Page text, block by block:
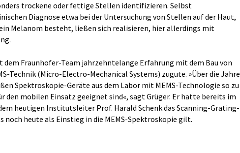
trockene oder fettige Stellen identifizieren. Selbst
Diagnose etwa bei der Untersuchung von Stellen auf der Haut,
Melanom besteht, ließen sich realisieren, hier allerdings mit
Fraunhofer-Team jahrzehntelange Erfahrung mit dem Bau von
Technik (Micro-Electro-Mechanical Systems) zugute. »Über die Jahre
Spektroskopie-Geräte aus dem Labor mit MEMS-Technologie so zu
den mobilen Einsatz geeignet sind«, sagt Grüger. Er hatte bereits im
heutigen Institutsleiter Prof. Harald Schenk das Scanning-Grating-
noch heute als Einstieg in die MEMS-Spektroskopie gilt.